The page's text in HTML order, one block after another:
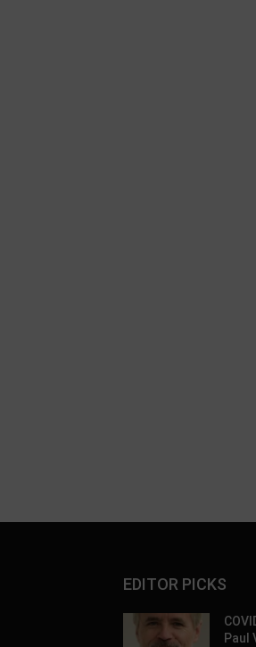
EDITOR PICKS
Paul